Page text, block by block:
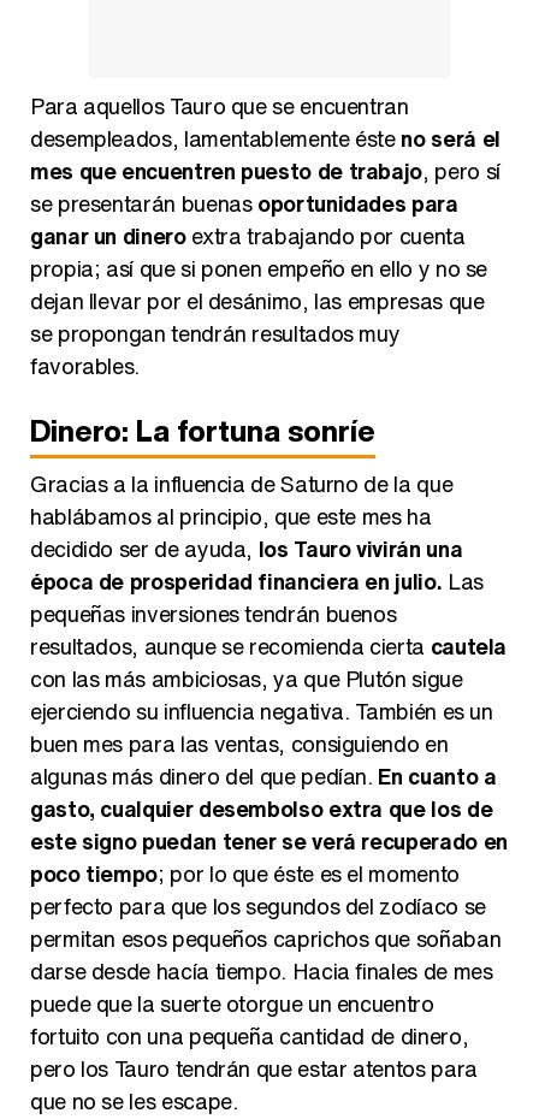
Para aquellos Tauro que se encuentran
desempleados, lamentablemente ésteno será el
mes que encuentren puesto de trabajo, pero sí
se presentarán buenasoportunidades para
ganar un dineroextra trabajando por cuenta
propia; así que si ponen empeño en ello y no se
dejan llevar por el desánimo, las empresas que
se propongan tendrán resultados muy
favorables.
Dinero: La fortuna sonríe
Gracias a la influencia de Saturno de la que
hablábamos al principio, que este mes ha
decidido ser de ayuda, los Tauro vivirán una
época de prosperidad financiera en julio. Las
pequeñas inversiones tendrán buenos
resultados, aunque se recomienda cierta cautela
con las más ambiciosas, ya que Plutón sigue
ejerciendo su influencia negativa. También es un
buen mes para las ventas, consiguiendo en
algunas más dinero del que pedían. En cuanto a
gasto, cualquier desembolso extra que los de
este signo puedan tener se verá recuperado en
poco tiempo; por lo que éste es el momento
perfecto para que los segundos del zodíaco se
permitan esos pequeños caprichos que soñaban
darse desde hacía tiempo. Hacia finales de mes
puede que la suerte otorgue un encuentro
fortuito con una pequeña cantidad de dinero,
pero los Tauro tendrán que estar atentos para
que no se les escape.